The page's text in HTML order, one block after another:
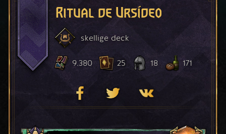
Ritual de Ursídeo
skellige deck
9.380 25 18 171